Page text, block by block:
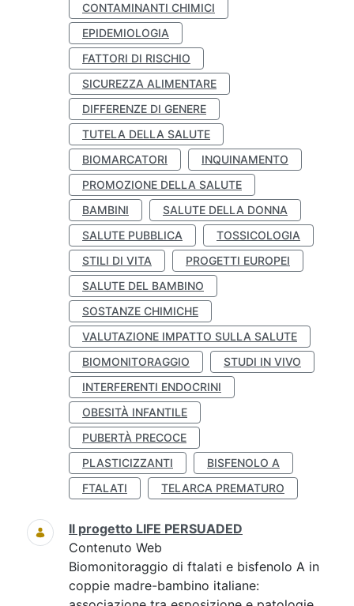
CONTAMINANTI CHIMICI
EPIDEMIOLOGIA
FATTORI DI RISCHIO
SICUREZZA ALIMENTARE
DIFFERENZE DI GENERE
TUTELA DELLA SALUTE
BIOMARCATORI
INQUINAMENTO
PROMOZIONE DELLA SALUTE
BAMBINI
SALUTE DELLA DONNA
SALUTE PUBBLICA
TOSSICOLOGIA
STILI DI VITA
PROGETTI EUROPEI
SALUTE DEL BAMBINO
SOSTANZE CHIMICHE
VALUTAZIONE IMPATTO SULLA SALUTE
BIOMONITORAGGIO
STUDI IN VIVO
INTERFERENTI ENDOCRINI
OBESITÀ INFANTILE
PUBERTÀ PRECOCE
PLASTICIZZANTI
BISFENOLO A
FTALATI
TELARCA PREMATURO
Il progetto LIFE PERSUADED
Contenuto Web
Biomonitoraggio di ftalati e bisfenolo A in
coppie madre-bambino italiane: